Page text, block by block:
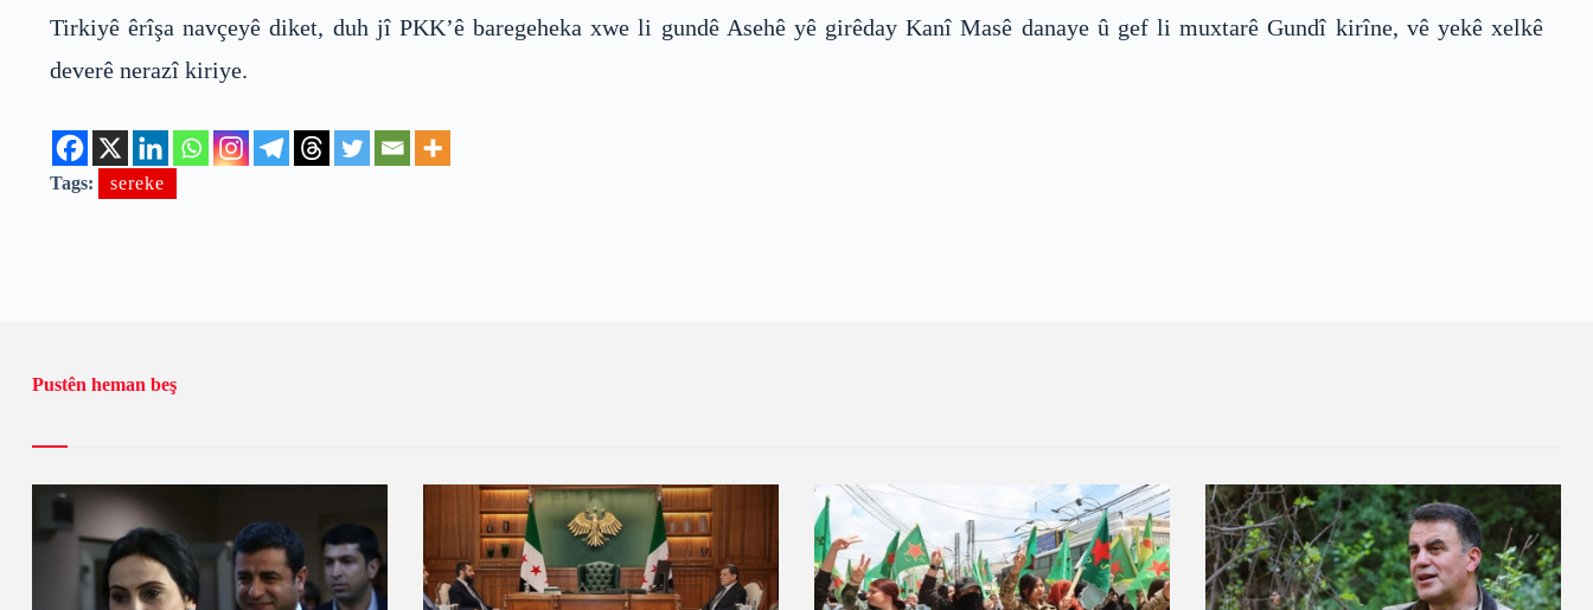
Tirkiyê êrîşa navçeyê diket, duh jî PKK’ê baregeheka xwe li gundê Asehê yê girêday Kanî Masê danaye û gef li muxtarê Gundî kirîne, vê yekê xelkê
deverê nerazî kiriye.
Tags: sereke
Pustên heman beş